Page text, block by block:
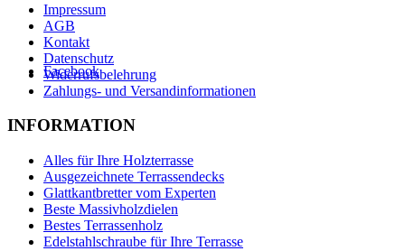
Facebook
Impressum
AGB
Kontakt
Datenschutz
Widerrufsbelehrung
Zahlungs- und Versandinformationen
INFORMATION
Alles für Ihre Holzterrasse
Ausgezeichnete Terrassendecks
Glattkantbretter vom Experten
Beste Massivholzdielen
Bestes Terrassenholz
Edelstahlschraube für Ihre Terrasse